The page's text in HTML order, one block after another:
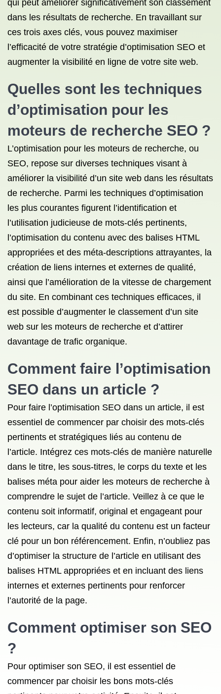
qui peut améliorer significativement son classement
dans les résultats de recherche. En travaillant sur
ces trois axes clés, vous pouvez maximiser
l’efficacité de votre stratégie d’optimisation SEO et
augmenter la visibilité en ligne de votre site web.
Quelles sont les techniques
d’optimisation pour les
moteurs de recherche SEO ?
L’optimisation pour les moteurs de recherche, ou
SEO, repose sur diverses techniques visant à
améliorer la visibilité d’un site web dans les résultats
de recherche. Parmi les techniques d’optimisation
les plus courantes figurent l’identification et
l’utilisation judicieuse de mots-clés pertinents,
l’optimisation du contenu avec des balises HTML
appropriées et des méta-descriptions attrayantes, la
création de liens internes et externes de qualité,
ainsi que l’amélioration de la vitesse de chargement
du site. En combinant ces techniques efficaces, il
est possible d’augmenter le classement d’un site
web sur les moteurs de recherche et d’attirer
davantage de trafic organique.
Comment faire l’optimisation
SEO dans un article ?
Pour faire l’optimisation SEO dans un article, il est
essentiel de commencer par choisir des mots-clés
pertinents et stratégiques liés au contenu de
l’article. Intégrez ces mots-clés de manière naturelle
dans le titre, les sous-titres, le corps du texte et les
balises méta pour aider les moteurs de recherche à
comprendre le sujet de l’article. Veillez à ce que le
contenu soit informatif, original et engageant pour
les lecteurs, car la qualité du contenu est un facteur
clé pour un bon référencement. Enfin, n’oubliez pas
d’optimiser la structure de l’article en utilisant des
balises HTML appropriées et en incluant des liens
internes et externes pertinents pour renforcer
l’autorité de la page.
Comment optimiser son SEO
?
Pour optimiser son SEO, il est essentiel de
commencer par choisir les bons mots-clés